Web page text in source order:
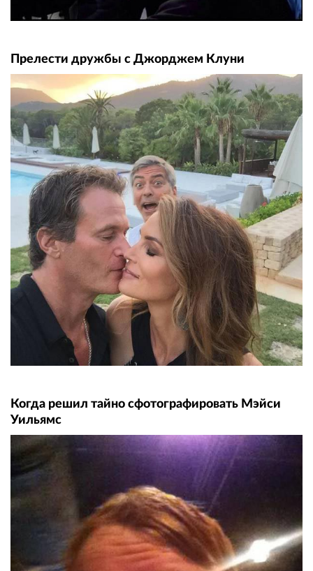
Прелести дружбы с Джорджем Клуни
Когда решил тайно сфотографировать Мэйси
Уильямс